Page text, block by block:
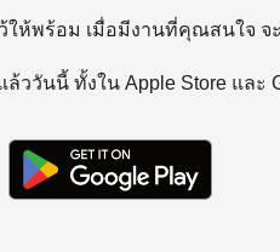
ให้พร้อม เมื่อมีงานที่คุณสนใจ จ
ววันนี้ ทั้งใน Apple Store และ